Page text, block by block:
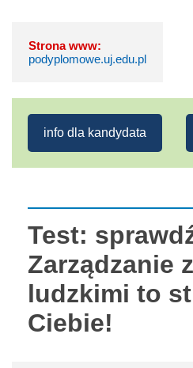
Strona www:
podyplomowe.uj.edu.pl
info dla kandydata
Test:
Zarządzanie
ludzkimi to
Ciebie!